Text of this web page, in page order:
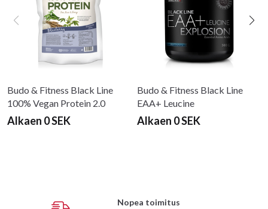
Budo & Fitness Black Line
100% Vegan Protein 2.0
Alkaen 0 SEK
Budo & Fitness Black Line
EAA+ Leucine
Alkaen 0 SEK
Nopea toimitus